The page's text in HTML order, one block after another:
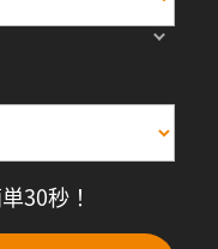
30秒！